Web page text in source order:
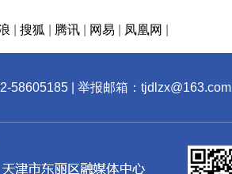
搜狐 腾讯 网易 凤凰网
58605185 | 举报邮箱：tjdlzx@163.com